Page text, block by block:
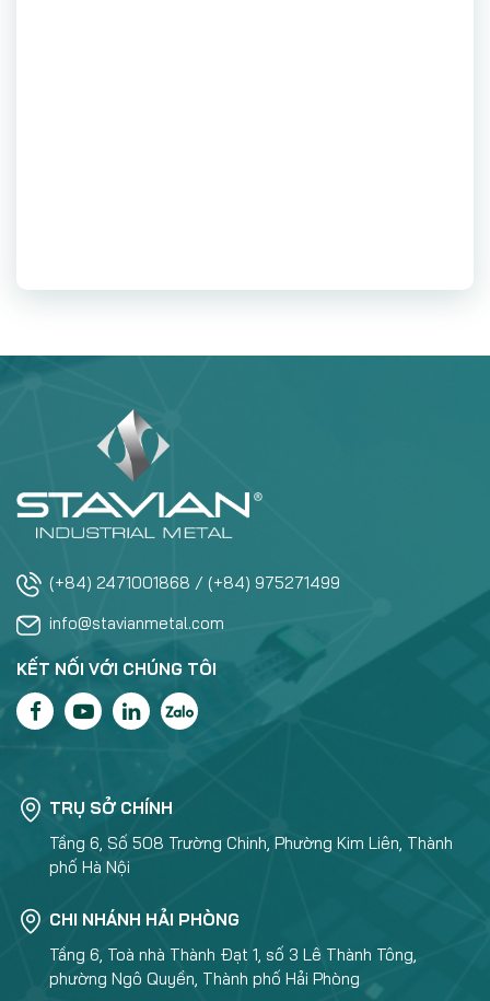
(+84) 2471001868 / (+84) 975271499
info@stavianmetal.com
KẾT NỐI VỚI CHÚNG TÔI
TRỤ SỞ CHÍNH
Tầng 6, Số 508 Trường Chinh, Phường Kim Liên, Thành
phố Hà Nội
CHI NHÁNH HẢI PHÒNG
Tầng 6, Toà nhà Thành Đạt 1, số 3 Lê Thành Tông,
phường Ngô Quyền, Thành phố Hải Phòng